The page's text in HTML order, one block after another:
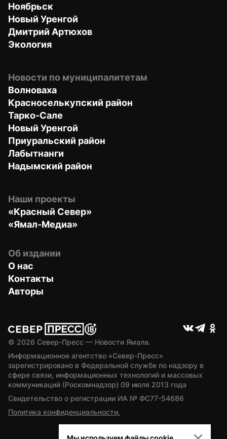
Ноябрьск
Новый Уренгой
Дмитрий Артюхов
Экология
Новости по муниципалитетам
Волноваха
Красноселькупский район
Тарко-Сале
Новый Уренгой
Приуральский район
Лабытнанги
Надымский район
Наши проекты
«Красный Север»
«Ямал-Медиа»
Об издании
О нас
Контакты
Авторы
© 2026 Север-Пресс — Новости Ямала.
Информационное агентство «Север-Пресс»
зарегистрировано в Федеральной службе по надзору в
сфере связи, информационных технологий и массовых
коммуникаций (Роскомнадзор) 09 июля 2013 года
Свидетельство о регистрации ИА № ФС77-54686
Политика конфиденциальности.